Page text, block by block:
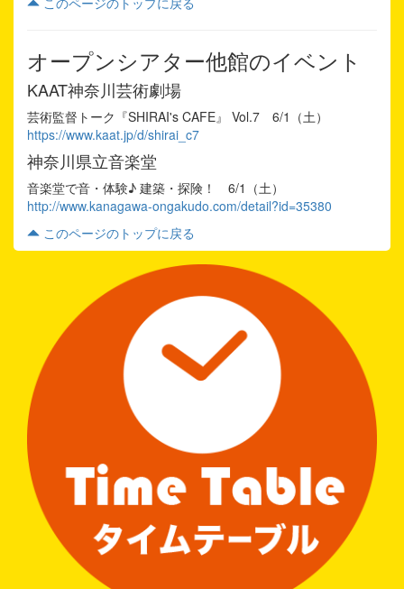
オープンシアター他館のイベント
KAAT神奈川芸術劇場
芸術監督トーク『SHIRAI's CAFE』 Vol.7 6/1（土）
https://www.kaat.jp/d/shirai_c7
神奈川県立音楽堂
音楽堂で音・体験♪ 建築・探険！ 6/1（土）
http://www.kanagawa-ongakudo.com/detail?id=35380
このページのトップに戻る